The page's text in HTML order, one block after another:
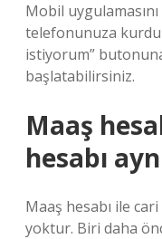
Mobil
telefonunuza
istiyorum”
başlatabilirsiniz.
Maaş
hesabı
Maaş hesabı ile
yoktur. Biri daha